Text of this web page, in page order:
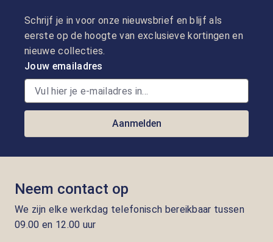
Schrijf je in voor onze nieuwsbrief en blijf als
eerste op de hoogte van exclusieve kortingen en
nieuwe collecties.
Jouw emailadres
Aanmelden
Neem contact op
We zijn elke werkdag telefonisch bereikbaar tussen
09.00 en 12.00 uur